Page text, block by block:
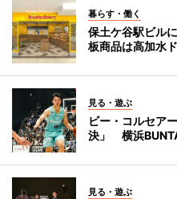
暮らす・働く
保土ケ谷駅ビル
板商品は高加水
見る・遊ぶ
ビー・コルセア
決」 横浜
見る・遊ぶ